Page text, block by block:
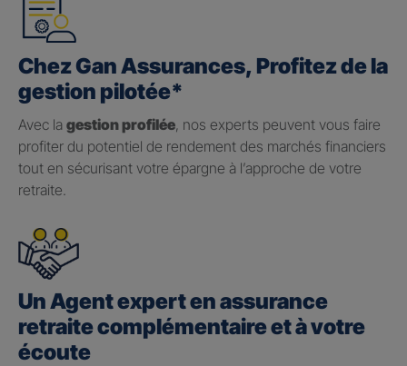
Chez Gan Assurances, Profitez de la
gestion pilotée*
Avec la gestion profilée, nos experts peuvent vous faire
profiter du potentiel de rendement des marchés financiers
tout en sécurisant votre épargne à l’approche de votre
retraite.
Un Agent expert en assurance
retraite complémentaire et à votre
écoute